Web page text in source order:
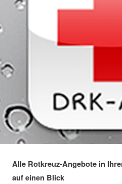
Alle Rotkreuz-Angebote in
auf einen Blick